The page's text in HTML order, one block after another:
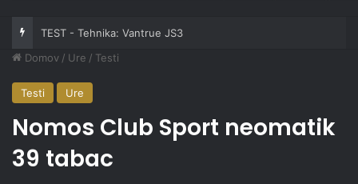
TEST - Tehnika: Vantrue JS3
Domov / Ure / Testi
Testi Ure
Nomos Club Sport neomatik
39 tabac